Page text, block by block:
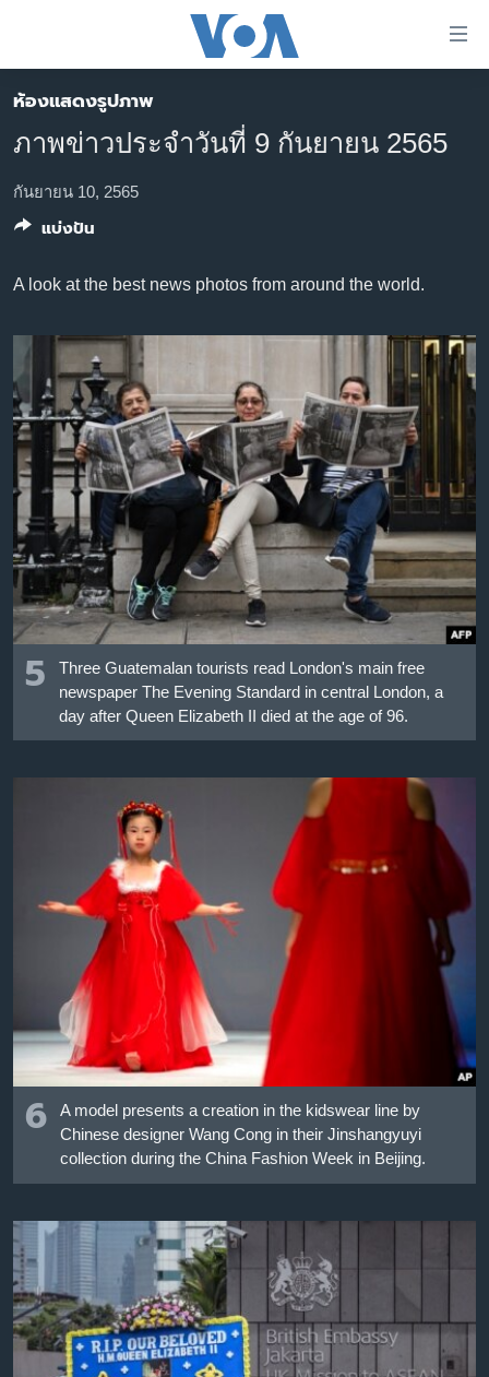
ต่อ
ไป
ข้าม
หน้า
ข้าม
การ
ค้นหา
หน้าหลัก
โลก
เอเชีย
สหรัฐฯ
ไทย
วิทยาศาสตร์
สังคมและสุขภาพ
ไลฟ์สไตล์
ตรวจสอบข่าว
เรียนรู้ภาษาอังกฤษ
พอดคาสต์
ติดตามเรา
เลือกภาษา
ห้องแสดงรูปภาพ
ภาพข่าวประจำวันที่ 9 กันยายน 2565
กันยายน 10, 2565
A look at the best news photos from around the world.
5
Three Guatemalan tourists read London's main free
newspaper The Evening Standard in central London, a
day after Queen Elizabeth II died at the age of 96.
6
A model presents a creation in the kidswear line by
Chinese designer Wang Cong in their Jinshangyuyi
collection during the China Fashion Week in Beijing.
แบ่งปัน